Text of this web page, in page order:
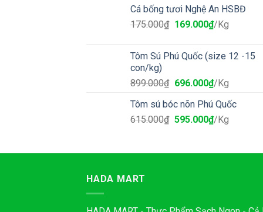
Cá bống tươi Nghệ An HSBĐ
175.000₫ 169.000₫/Kg
Tôm Sú Phú Quốc (size 12 -15
con/kg)
899.000₫ 696.000₫/Kg
Tôm sú bóc nõn Phú Quốc
615.000₫ 595.000₫/Kg
HADA MART